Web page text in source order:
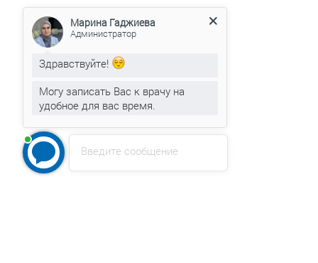
Введите сообщение
Марина Гаджиева
Администратор
Здравствуйте!
Могу записать Вас к врачу на
удобное для вас время.